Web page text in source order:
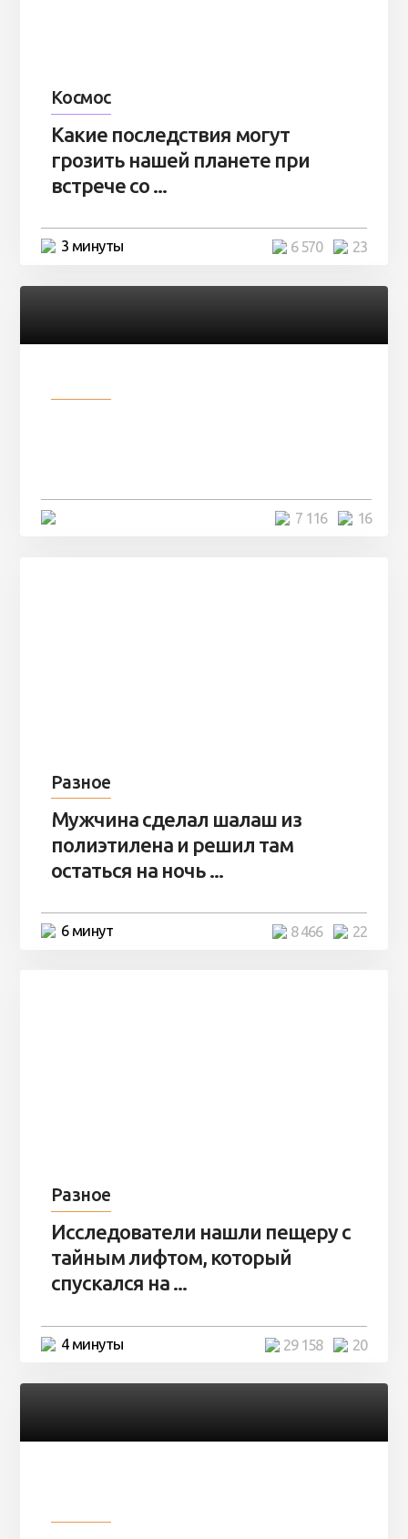
Космос
Какие последствия могут
грозить нашей планете при
встрече со ...
3 минуты 23
6 570
16
7 116
Разное
Мужчина сделал шалаш из
полиэтилена и решил там
остаться на ночь ...
6 минут 22
8 466
Разное
Исследователи нашли пещеру с
тайным лифтом, который
спускался на ...
4 минуты 20
29 158